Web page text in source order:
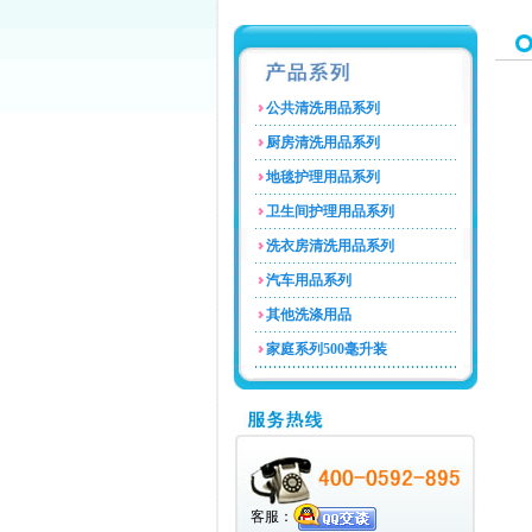
公共清洗用品系列
厨房清洗用品系列
地毯护理用品系列
卫生间护理用品系列
洗衣房清洗用品系列
汽车用品系列
其他洗涤用品
家庭系列500毫升装
客服：